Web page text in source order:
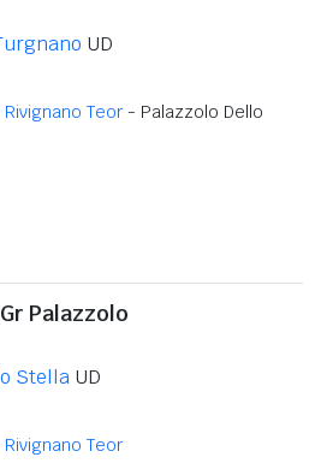
UD
Teor - Palazzolo Dello
Palazzolo
Stella UD
Teor